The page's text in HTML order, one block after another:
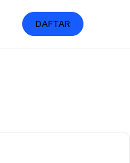
DAFTAR